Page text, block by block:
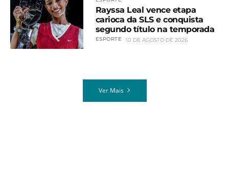
Rayssa Leal vence etapa
carioca da SLS e conquista
segundo título na temporada
ESPORTE 10 DE AGOSTO DE 2026
Ver Mais